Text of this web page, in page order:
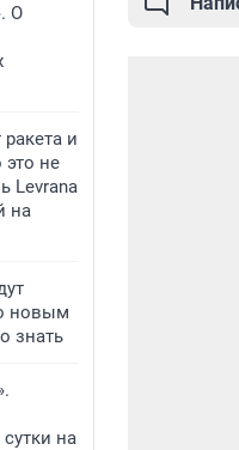
О
ракета и
это не
Levrana
на
новым
знать
на